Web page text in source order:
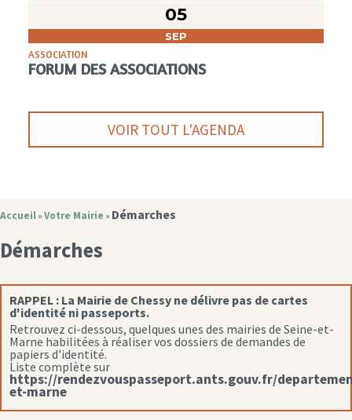
05
SEP
ASSOCIATION
FORUM DES ASSOCIATIONS
VOIR TOUT L'AGENDA
Accueil » Votre Mairie » Démarches
Démarches
RAPPEL : La Mairie de Chessy ne délivre pas de cartes
d'identité ni passeports.
Retrouvez ci-dessous, quelques unes des mairies de Seine-et-
Marne habilitées à réaliser vos dossiers de demandes de
papiers d'identité.
Liste complète sur
https://rendezvouspasseport.ants.gouv.fr/
et-marne